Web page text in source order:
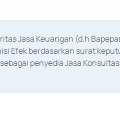
Jasa Keuangan (d.h
Efek berdasarkan surat
penyedia Jasa